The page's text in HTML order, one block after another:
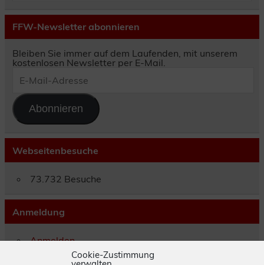
Cookie-Zustimmung
FFW-Newsletter abonnieren
Bleiben Sie immer auf dem Laufenden, mit unserem
kostenlosen Newsletter per E-Mail.
Mail-
Abonnieren
Webseitenbesuche
73.732 Besuche
Anmeldung
Anmelden
Eintrags-Feed